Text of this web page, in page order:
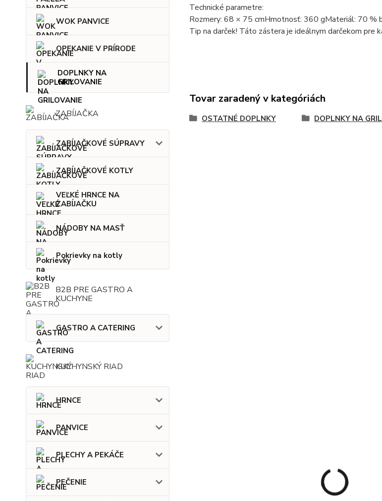
WOK PANVICE
OPEKANIE V PRÍRODE
DOPLNKY NA
GRILOVANIE
ZABÍJAČKA
ZABÍJAČKOVÉ SÚPRAVY
ZABÍJAČKOVÉ KOTLY
VEĽKÉ HRNCE NA
ZABÍJAČKU
NÁDOBY NA MASŤ
Pokrievky na kotly
B2B PRE GASTRO A
KUCHYNE
GASTRO A CATERING
KUCHYNSKÝ RIAD
HRNCE
PANVICE
PLECHY A PEKÁČE
PEČENIE
Technické parametre:
Rozmery: 68 × 75 cmHmotnosť: 360 gMateriál: 70 %
Tip na darček! Táto zástera je ideálnym darčekom pre
Tovar zaradený v kategóriách
OSTATNÉ DOPLNKY DOPLNKY NA